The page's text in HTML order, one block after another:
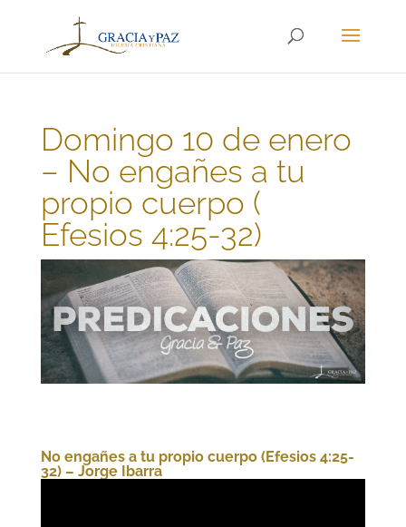
Domingo 10 de enero
– No engañes a tu
propio cuerpo (
Efesios 4:25-32)
No engañes a tu propio cuerpo (Efesios 4:25-
32) – Jorge Ibarra